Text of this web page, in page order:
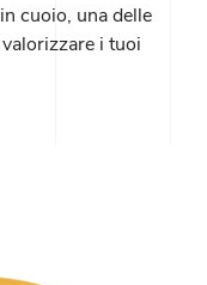
cuoio, una delle
i tuoi